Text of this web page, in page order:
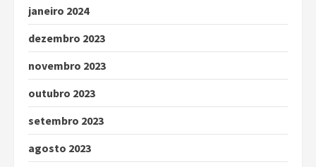
janeiro 2024
dezembro 2023
novembro 2023
outubro 2023
setembro 2023
agosto 2023